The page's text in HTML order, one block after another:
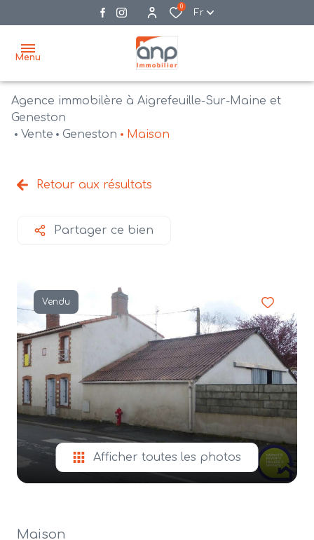
0
Fr
Menu
accueil
vente
agences
estimation
e-
mail
contact
Agence immobilère à Aigrefeuille-Sur-Maine et
Geneston
Vente
Geneston Maison
Retour aux résultats
Partager ce bien
Vendu
Afficher toutes les photos
Maison